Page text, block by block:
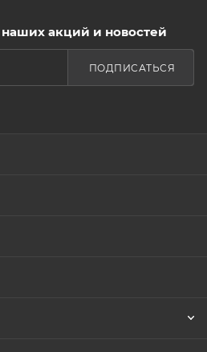
наших акций и новостей
ПОДПИСАТЬСЯ